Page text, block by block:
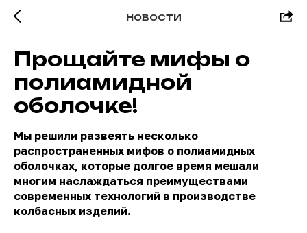
НОВОСТИ
Прощайте мифы о
полиамидной
оболочке!
Мы решили развеять несколько
распространенных мифов о полиамидных
оболочках, которые долгое время мешали
многим наслаждаться преимуществами
современных технологий в производстве
колбасных изделий.